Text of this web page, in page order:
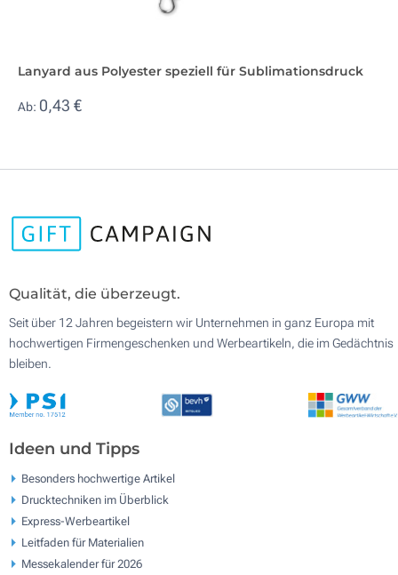
Lanyard aus Polyester speziell für Sublimationsdruck
Ab: 0,43 €
Qualität, die überzeugt.
Seit über 12 Jahren begeistern wir Unternehmen in ganz Europa mit
hochwertigen Firmengeschenken und Werbeartikeln, die im Gedächtnis
bleiben.
Ideen und Tipps
Besonders hochwertige Artikel
Drucktechniken im Überblick
Express-Werbeartikel
Leitfaden für Materialien
Messekalender für 2026